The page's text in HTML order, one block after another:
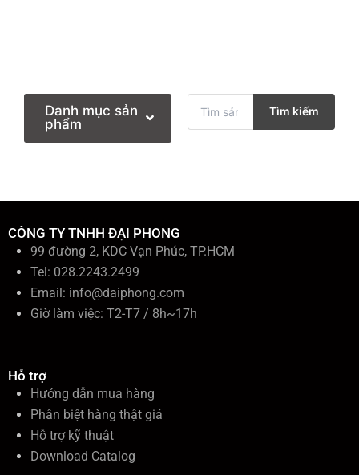
m
Tìm kiếm
Danh mục sản
phẩm
CÔNG TY TNHH ĐẠI PHONG
99 đường 2, KDC Vạn Phúc, TP.HCM
Tel: 028.2243.2499
Email: info@daiphong.com
Giờ làm việc: T2-T7 / 8h~17h
Hỗ trợ
Hướng dẫn mua hàng
Phân biệt hàng thật giả
Hỗ trợ kỹ thuật
Download Catalog